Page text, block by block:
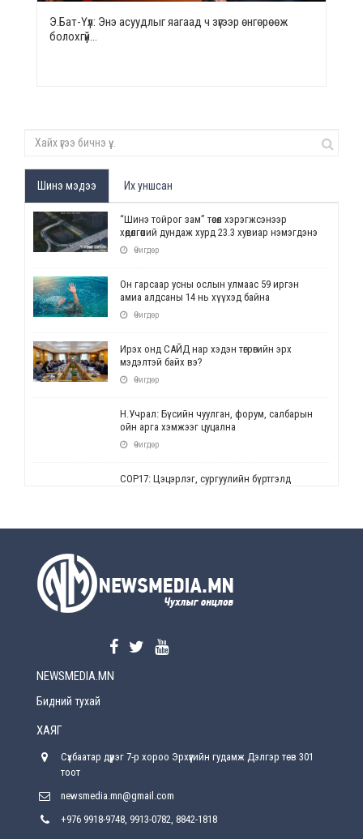
Э.Бат-Үүл: Энэ асуудлыг яагаад ч зүгээр өнгөрөөж
болохгүй…
Шинэ мэдээ Их уншсан
“Шинэ тойрог зам” төсөл хэрэгжсэнээр
хөдөлгөөний дундаж хурд 23.3 хувиар нэмэгдэнэ
Өчигдөр
Он гарсаар усны ослын улмаас 59 иргэн
амиа алдсаны 14 нь хүүхэд байна
Өчигдөр
Ирэх онд САЙД нар хэдэн төгрөгийн эрх
мэдэлтэй байх вэ?
Өчигдөр
Н.Учрал: Бүсийн чуулган, форум, салбарын
ойн арга хэмжээг цуцална
Өчигдөр
СОР17: Цэцэрлэг, сургуулийн бүртгэлд
Өчигдөр
Өчигдөр
хүрсэн өгөөжөөрөө ажлаа үнэлж, хэрэгжилтээ
Улсын онцгой комисс өвөлжилтийн бэлтгэл,
NEWSMEDIA.MN
Бидний тухай
ХАЯГ
Сүхбаатар дүүрэг 7-р хороо Эрхүүгийн гудамж Дэлгэр төв 301
тоот
newsmedia.mn@gmail.com
+976 9918-9748, 9913-0782, 8842-1818